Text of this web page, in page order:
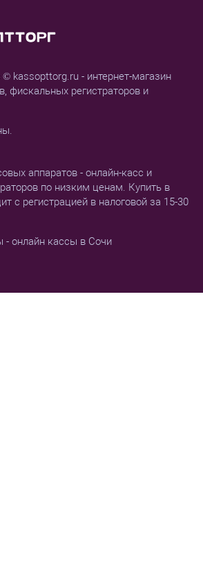
kassopttorg.ru - интернет-магазин
фискальных регистраторов и
аппаратов - онлайн-касс и
по низким ценам. Купить в
с регистрацией в налоговой за 15-30
- онлайн кассы в Сочи